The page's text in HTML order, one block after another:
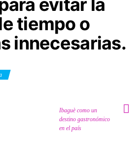
tiempo o
innecesarias.
Ibaguè como un
destino gastronómico
en el país